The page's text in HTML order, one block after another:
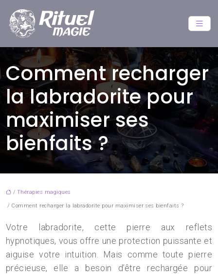
Comment recharger
la labradorite pour
maximiser ses
bienfaits ?
/ Thérapies magiques
/ Comment recharger la labradorite pour maximiser ses bienfaits ?
Votre labradorite, cette pierre aux reflets
hypnotiques, vous offre une protection puissante et
aiguise votre intuition. Mais comme toute pierre
précieuse, elle a besoin d’être rechargée pour